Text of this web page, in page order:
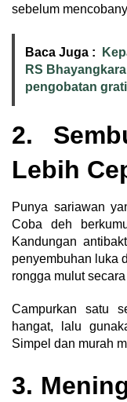
sebelum
Baca Juga :
RS
pengobatan
2.
Lebih
Punya sariawan
Coba deh
Kandungan
penyembuhan luka
rongga mulut
Campurkan satu
hangat, lalu
Simpel dan murah
3.